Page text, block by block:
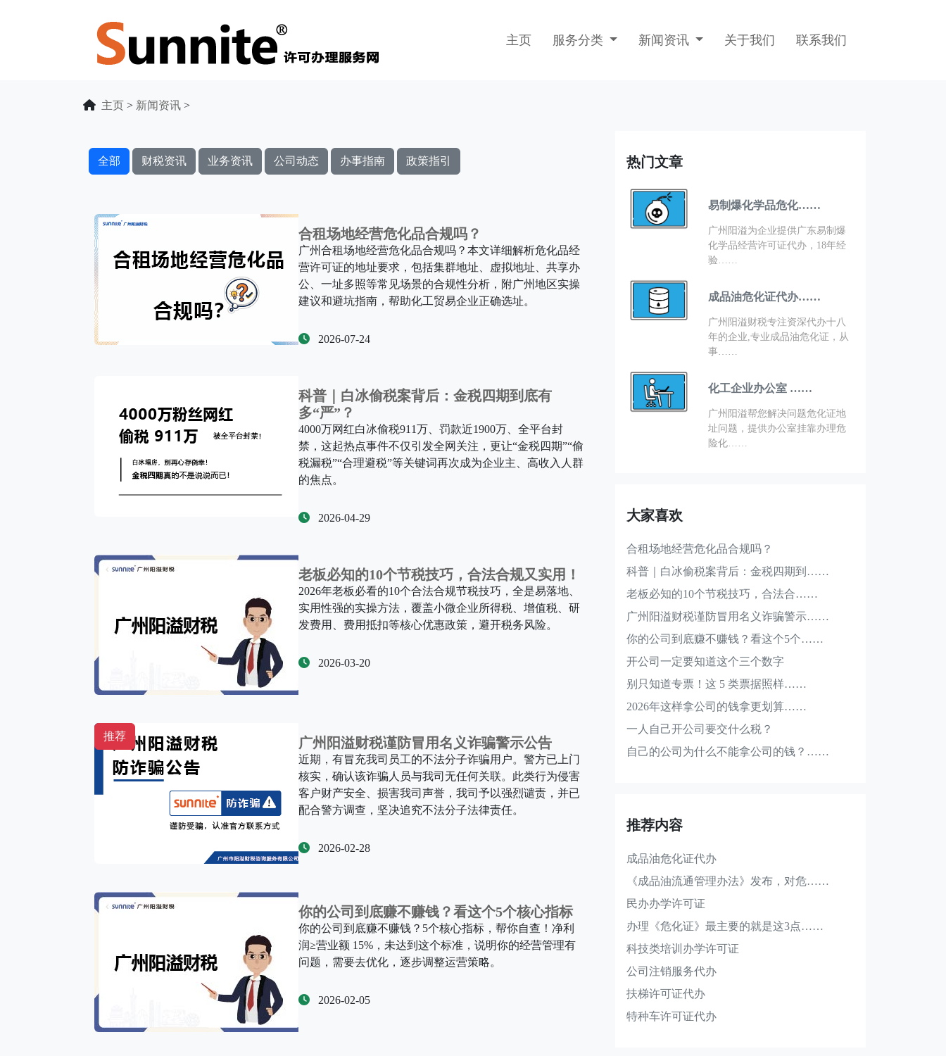
主页 服务分类 新闻资讯 关于我们 联系我们
主页 > 新闻资讯 >
全部 财税资讯 业务资讯 公司动态 办事指南 政策指引
合租场地经营危化品合规吗？
广州合租场地经营危化品合规吗？本文详细解析危化品经
营许可证的地址要求，包括集群地址、虚拟地址、共享办
公、一址多照等常见场景的合规性分析，附广州地区实操
建议和避坑指南，帮助化工贸易企业正确选址。
2026-07-24
科普｜白冰偷税案背后：金税四期到底有
多“严”？
4000万网红白冰偷税911万、罚款近1900万、全平台封
禁，这起热点事件不仅引发全网关注，更让“金税四期”“偷
税漏税”“合理避税”等关键词再次成为企业主、高收入人群
的焦点。
2026-04-29
老板必知的10个节税技巧，合法合规又实用！
2026年老板必看的10个合法合规节税技巧，全是易落地、
实用性强的实操方法，覆盖小微企业所得税、增值税、研
发费用、费用抵扣等核心优惠政策，避开税务风险。
2026-03-20
推荐 广州阳溢财税谨防冒用名义诈骗警示公告
近期，有冒充我司员工的不法分子诈骗用户。警方已上门
核实，确认该诈骗人员与我司无任何关联。此类行为侵害
客户财产安全、损害我司声誉，我司予以强烈谴责，并已
配合警方调查，坚决追究不法分子法律责任。
2026-02-28
你的公司到底赚不赚钱？看这个5个核心指标
你的公司到底赚不赚钱？5个核心指标，帮你自查！净利
润≥营业额 15%，未达到这个标准，说明你的经营管理有
问题，需要去优化，逐步调整运营策略。
2026-02-05
热门文章
易制爆化学品危化……
广州阳溢为企业提供广东易制爆
化学品经营许可证代办，18年经
验……
成品油危化证代办……
广州阳溢财税专注资深代办十八
年的企业,专业成品油危化证，从
事……
化工企业办公室 ……
广州阳溢帮您解决问题危化证地
址问题，提供办公室挂靠办理危
险化……
大家喜欢
合租场地经营危化品合规吗？
科普｜白冰偷税案背后：金税四期到……
老板必知的10个节税技巧，合法合……
广州阳溢财税谨防冒用名义诈骗警示……
你的公司到底赚不赚钱？看这个5个……
开公司一定要知道这个三个数字
别只知道专票！这 5 类票据照样……
2026年这样拿公司的钱拿更划算……
一人自己开公司要交什么税？
自己的公司为什么不能拿公司的钱？……
推荐内容
成品油危化证代办
《成品油流通管理办法》发布，对危……
民办办学许可证
办理《危化证》最主要的就是这3点……
科技类培训办学许可证
公司注销服务代办
扶梯许可证代办
特种车许可证代办